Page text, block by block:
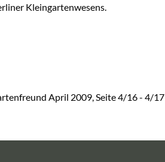
Kleingartenwesens.
April 2009, Seite 4/16 - 4/17